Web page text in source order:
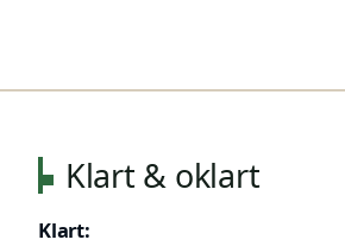
Klart & oklart
Klart: